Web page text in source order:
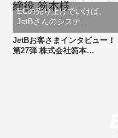
ECの売り上げでいけば、
JetBさんのシステ…
JetBお客さまインタビュー！
第27弾 株式会社笏本…